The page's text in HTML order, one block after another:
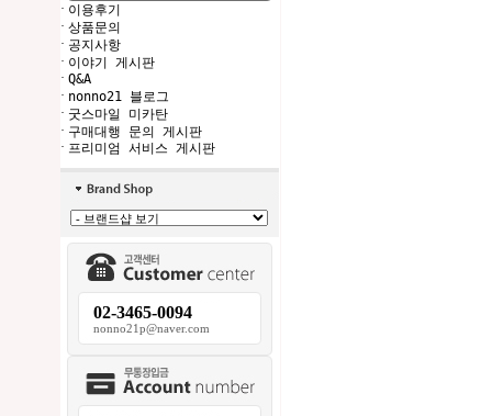
· 이용후기
· 상품문의
· 공지사항
· 이야기 게시판
· Q&A
· nonno21 블로그
· 굿스마일 미카탄
· 구매대행 문의 게시판
· 프리미엄 서비스 게시판
02-3465-0094
nonno21p@naver.com